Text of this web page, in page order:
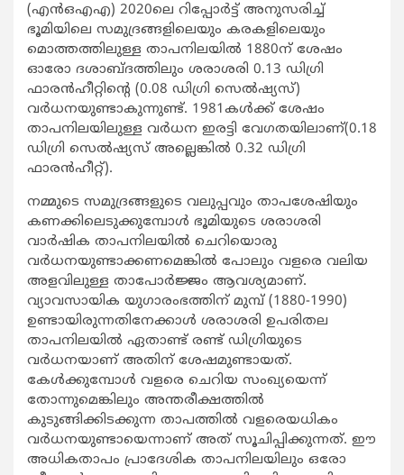
(എന്‍ഒഎഎ) 2020ലെ റിപ്പോര്‍ട്ട് അനുസരിച്ച്
ഭൂമിയിലെ സമുദ്രങ്ങളിലെയും കരകളിലെയും
മൊത്തത്തിലുള്ള താപനിലയില്‍ 1880ന് ശേഷം
ഓരോ ദശാബ്ദത്തിലും ശരാശരി 0.13 ഡിഗ്രി
ഫാരന്‍ഹീറ്റിന്റെ (0.08 ഡിഗ്രി സെല്‍ഷ്യസ്)
വര്‍ധനയുണ്ടാകുന്നുണ്ട്. 1981കള്‍ക്ക് ശേഷം
താപനിലയിലുള്ള വര്‍ധന ഇരട്ടി വേഗതയിലാണ്(0.18
ഡിഗ്രി സെല്‍ഷ്യസ് അല്ലെങ്കില്‍ 0.32 ഡിഗ്രി
ഫാരന്‍ഹീറ്റ്).
നമ്മുടെ സമുദ്രങ്ങളുടെ വലുപ്പവും താപശേഷിയും
കണക്കിലെടുക്കുമ്പോള്‍ ഭൂമിയുടെ ശരാശരി
വാര്‍ഷിക താപനിലയില്‍ ചെറിയൊരു
വര്‍ധനയുണ്ടാക്കണമെങ്കില്‍ പോലും വളരെ വലിയ
അളവിലുള്ള താപോര്‍ജ്ജം ആവശ്യമാണ്.
വ്യാവസായിക യുഗാരംഭത്തിന് മുമ്പ് (1880-1990)
ഉണ്ടായിരുന്നതിനേക്കാള്‍ ശരാശരി ഉപരിതല
താപനിലയില്‍ ഏതാണ്ട് രണ്ട് ഡിഗ്രിയുടെ
വര്‍ധനയാണ് അതിന് ശേഷമുണ്ടായത്.
കേള്‍ക്കുമ്പോള്‍ വളരെ ചെറിയ സംഖ്യയെന്ന്
തോന്നുമെങ്കിലും അന്തരീക്ഷത്തില്‍
കുടുങ്ങിക്കിടക്കുന്ന താപത്തില്‍ വളരെയധികം
വര്‍ധനയുണ്ടായെന്നാണ് അത് സൂചിപ്പിക്കുന്നത്. ഈ
അധികതാപം പ്രാദേശിക താപനിലയിലും ഒരോ